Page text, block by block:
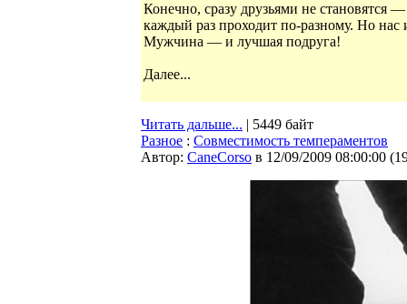
Конечно, сразу друзьями не
каждый раз проходит по-разному. Но нас
Мужчина — и лучшая подруга!
Далее...
Читать дальше... | 5449 байт
Разное : Совместимость темпераментов
Автор: CaneCorso в 12/09/2009 08:00:00 (